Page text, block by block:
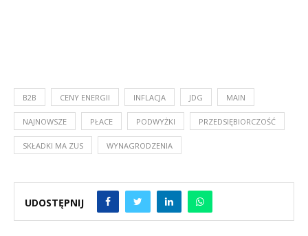
B2B CENY ENERGII INFLACJA JDG MAIN
NAJNOWSZE PŁACE PODWYŻKI PRZEDSIĘBIORCZOŚĆ
SKŁADKI MA ZUS WYNAGRODZENIA
UDOSTĘPNIJ